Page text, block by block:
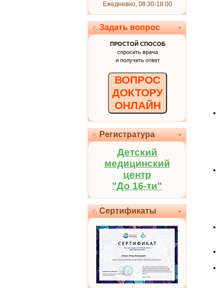
Ежедневно, 08:30-18:00
Задать вопрос
ПРОСТОЙ СПОСОБ
спросить врача
и получить ответ
ВОПРОС
ДОКТОРУ
ОНЛАЙН
Регистратура
Детский
медицинский
центр
"До 16-ти"
Сертификаты